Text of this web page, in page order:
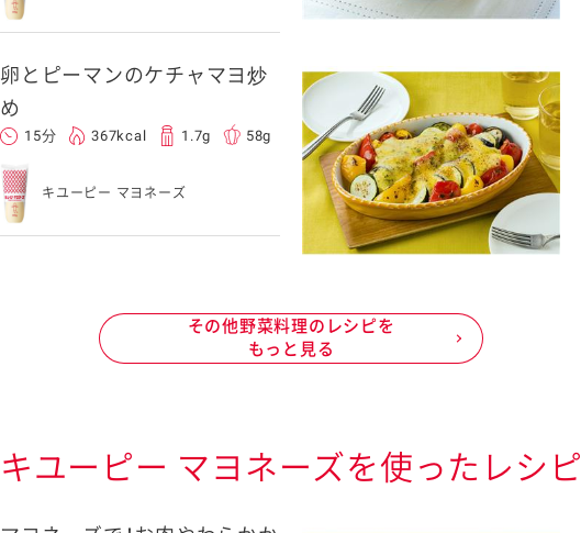
卵とピーマンのケチャマヨ炒
め
15分 367kcal 1.7g 58g
キユーピー マヨネーズ
その他野菜料理のレシピを
もっと見る
キユーピー マヨネーズを使ったレシピ